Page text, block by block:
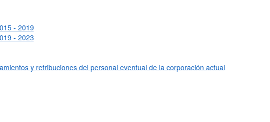
- 2019
- 2023
y retribuciones del personal eventual de la corporación actual